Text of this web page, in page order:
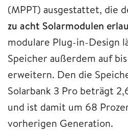
(MPPT) ausgestattet, die
zu acht Solarmodulen
modulare Plug-in-Design
Speicher außerdem auf
erweitern. Den die
Solarbank 3 Pro beträgt
und ist damit um 68
vorherigen Generation.